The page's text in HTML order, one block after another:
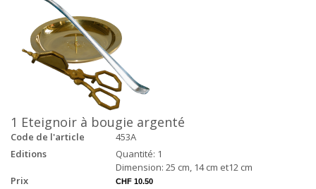
1 Eteignoir à bougie argenté
Code de l'article
453A
Editions
Quantité: 1
Dimension: 25 cm, 14 cm et12 cm
Prix
CHF 10.50